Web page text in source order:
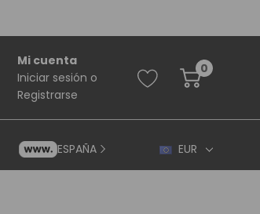
Mi cuenta
Iniciar sesión o
Registrarse
0
ESPAÑA EUR